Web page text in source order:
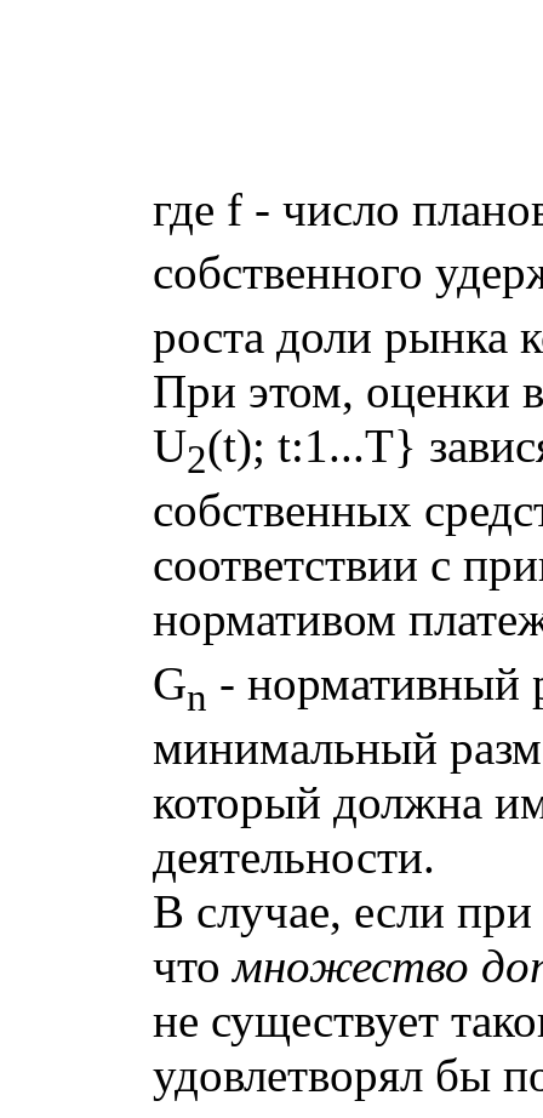
где f - число
собственного
роста доли рынка
При этом, оценки
U2(t); t:1...T}
собственных
соответствии с
нормативом
Gn - нормативный
минимальный
который должна
деятельности.
В случае, если
что множество
не существует
удовлетворял бы